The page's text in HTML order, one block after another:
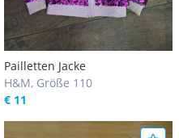
Pailletten Jacke
H&M, Größe 110
€ 11